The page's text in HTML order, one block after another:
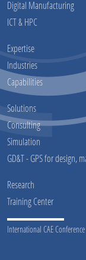
Digital Manufacturing
ICT & HPC
Expertise
Industries
Capabilities
Solutions
Consulting
Simulation
GD&T - GPS for design,
Research
Training Center
International CAE Conference